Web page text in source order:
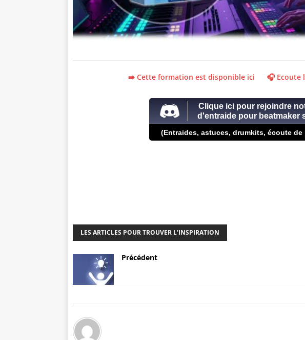
➡️ Cette formation est disponible ici 🎧 Ecoute
Clique ici pour rejoindre
d'entraide pour beatmaker
(Entraides, astuces, drumkits, écoute de
LES ARTICLES POUR TROUVER L'INSPIRATION
Précédent